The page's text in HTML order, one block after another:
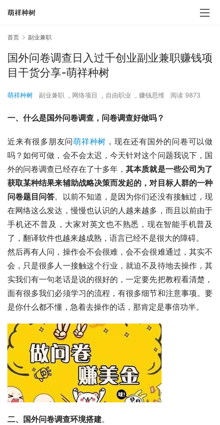
首页 副业兼职
国外问卷调查日入过千创业副业兼职赚钱项
目干货分享-萌祥种树
萌祥种树 副业兼职 , 网络项目 , 自由职业 , 赚钱思维 阅读 9873
一、什么是国外问卷调查，问卷调查好做吗？
近来有很多朋友问萌祥种树 ，现在还有国外的问卷可以做
吗？如何可做，会不会太迟，今天针对这个问题我说下，国
外的问卷调查已经存在了十多年，其本质就是一些公司为了
获取某种结果来辅助战略决策而发起的，对目标人群的一种
问卷题目问答。以前不知道，是因为你们还没有接触过，现
在网络这么发达，慢慢也认识的人越来越多，而且以前由于
手机还不普及，大家对英文也不熟悉，现在智能手机普及
了，翻译软件也越来越成熟，语言已经不是很大的障碍。
然后再有人问，操作会不会很难，会不会很难通过，其实不
会，只是很多人一接触这个行业，就迫不及待地去操作，其
实我们有一句老话是说的很好的，一定要先把教程看清楚，
面有很多我们必须学习的流程，有很多细节和注意事项。要
是你什么都不懂，急着去操作的话，那肯定是事倍功半。
二、国外问卷调查环境搭建。